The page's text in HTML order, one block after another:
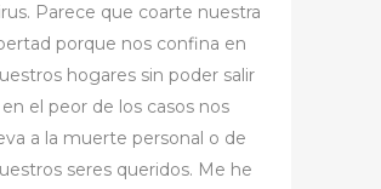
Parece que coarte nuestra
porque nos confina en
hogares sin poder salir
el peor de los casos nos
a la muerte personal o de
seres queridos. Me he